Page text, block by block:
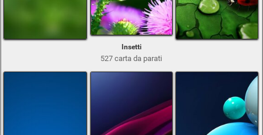
Insetti
527 carta da parati